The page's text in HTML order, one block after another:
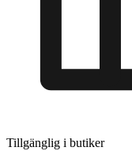
Tillgänglig i butiker